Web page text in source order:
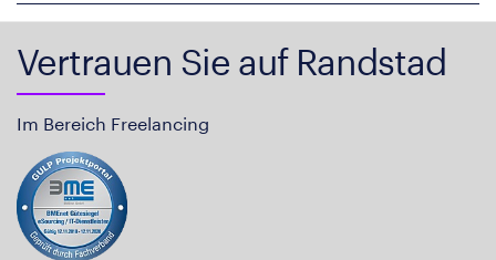
Vertrauen Sie auf Randstad
Im Bereich Freelancing